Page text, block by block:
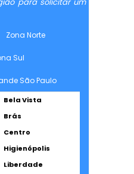
Zona Norte
Sul
São Paulo
Bela Vista
Brás
Centro
Higienópolis
Liberdade